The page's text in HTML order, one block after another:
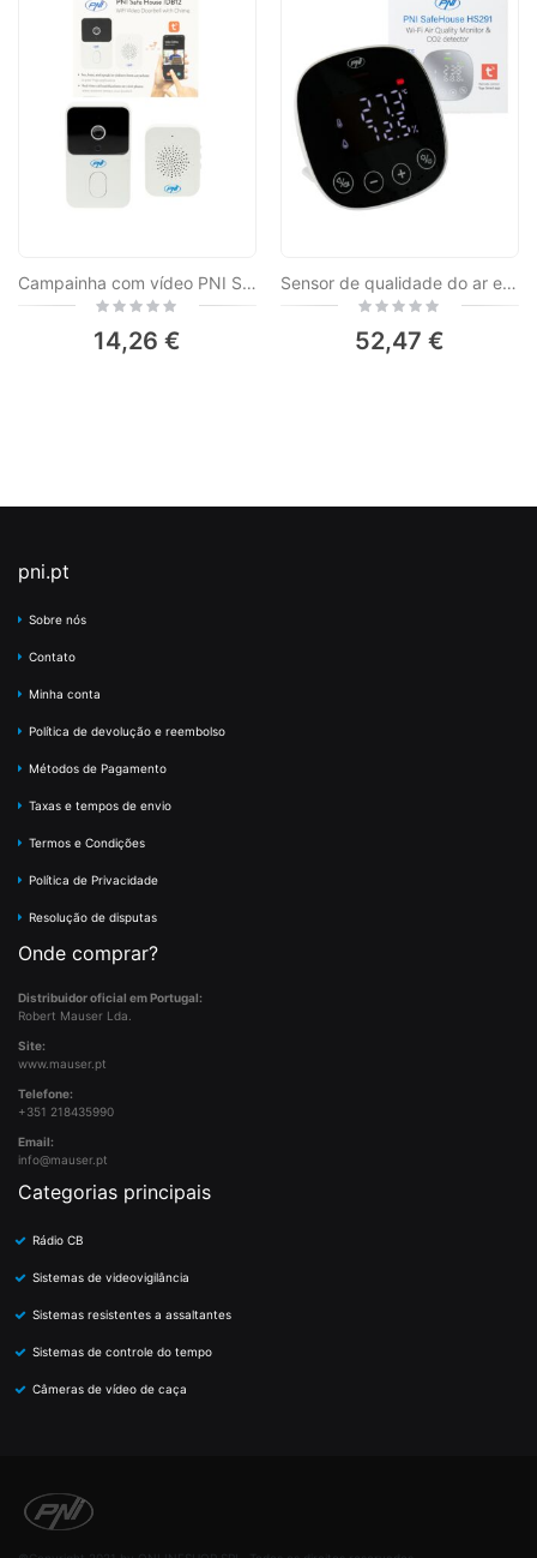
Campainha com vídeo PNI Safe House IDB12 WiFi, visibilidade noturna, IP54, bateria incorporada, controlo através da aplicação Tuya.
Rating:
14,26 €
Sensor de qualidade do ar e dióxido de carbono (CO2) PNI SafeHouse HS291 com Wi-Fi, controle do aplicativo Tuya Smart, monitoramento de CO2, temperatura, umidade, exibição de data e hora, menu de configurações, bateria reserva, alarme sonoro e visual
Rating:
52,47 €
pni.pt
Sobre nós
Contato
Minha conta
Política de devolução e reembolso
Métodos de Pagamento
Taxas e tempos de envio
Termos e Condições
Política de Privacidade
Resolução de disputas
Onde comprar?
Distribuidor oficial em Portugal:
Robert Mauser Lda.
Site:
www.mauser.pt
Telefone:
+351 218435990
Email:
info@mauser.pt
Categorias principais
Rádio CB
Sistemas de videovigilância
Sistemas resistentes a assaltantes
Sistemas de controle do tempo
Câmeras de vídeo de caça